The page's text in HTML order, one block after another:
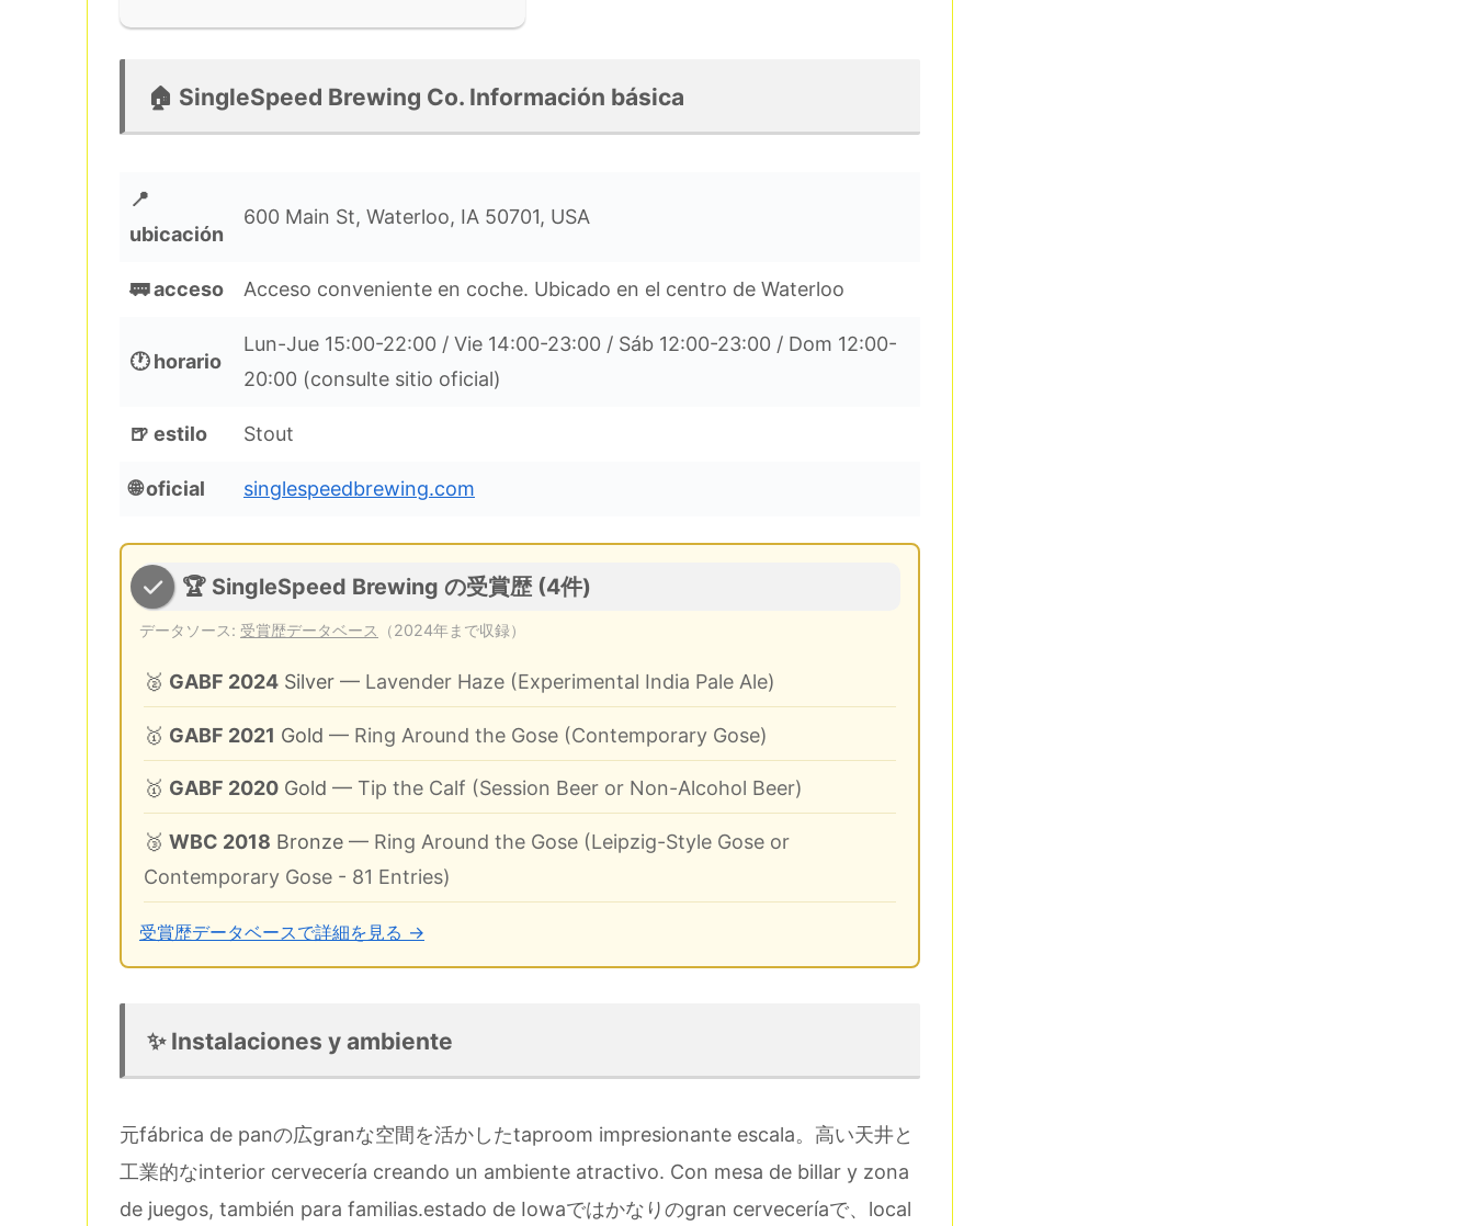
🏠 SingleSpeed Brewing Co. Información básica
📍
ubicación
600 Main St, Waterloo, IA 50701, USA
🚃 acceso Acceso conveniente en coche. Ubicado en el centro de Waterloo
🕐 horario
Lun-Jue 15:00-22:00 / Vie 14:00-23:00 / Sáb 12:00-23:00 / Dom 12:00-
20:00 (consulte sitio oficial)
🍺 estilo Stout
🌐 oficial singlespeedbrewing.com
🏆 SingleSpeed Brewing の受賞歴 (4件)
データソース: 受賞歴データベース （2024年まで収録）
🥈 GABF 2024Silver — Lavender Haze (Experimental India Pale Ale)
🥇 GABF 2021 Gold — Ring Around the Gose (Contemporary Gose)
🥇 GABF 2020Gold — Tip the Calf (Session Beer or Non-Alcohol Beer)
🥉 WBC 2018 Bronze — Ring Around the Gose (Leipzig-Style Gose or
Contemporary Gose - 81 Entries)
受賞歴データベースで詳細を見る →
✨ Instalaciones y ambiente
元fábrica de panの広granな空間を活かしたtaproom impresionante escala。高い天井と
工業的なinterior cervecería creando un ambiente atractivo. Con mesa de billar y zona
de juegos, también para familias.estado de Iowaではかなりのgran cerveceríaで、local